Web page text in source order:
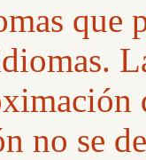
que
no se